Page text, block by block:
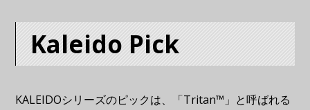
Kaleido Pick
KALEIDOシリーズのピックは、「Tritan™」と呼ばれる